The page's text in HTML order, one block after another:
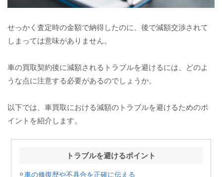
せっかく査定時の金額で納得したのに、後で減額交渉されて
しまっては意味がありません。
車の買取契約後に減額されるトラブルを避けるには、どのよ
うな点に注意する必要があるのでしょうか。
以下では、車買取における減額のトラブルを避けるためのポ
イントを紹介します。
トラブルを避けるポイント
車の修復歴や不具合を正確に伝える